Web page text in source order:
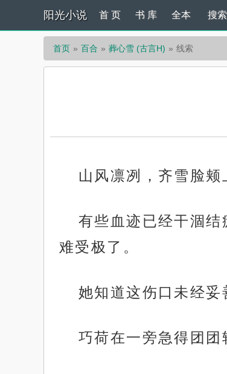
阳光小说 首 页 书 库 全本 搜索
首页 百合 葬心雪 (古言H) 线索
山风凛冽，齐雪脸颊
有些血迹已经干涸
难受极了。
她知道这伤口未经妥
巧荷在一旁急得团团